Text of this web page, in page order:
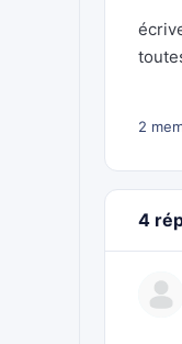
2
4